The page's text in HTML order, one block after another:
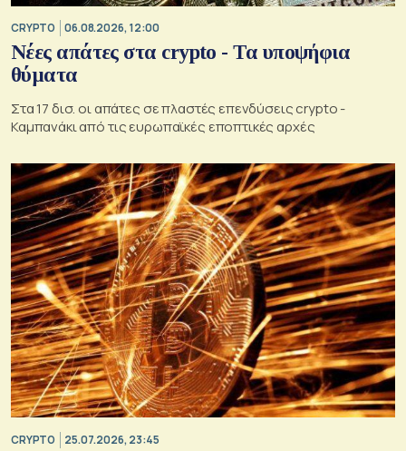
CRYPTO 06.08.2026, 12:00
Νέες απάτες στα crypto - Τα υποψήφια
θύματα
Στα 17 δισ. οι απάτες σε πλαστές επενδύσεις crypto -
Καμπανάκι από τις ευρωπαϊκές εποπτικές αρχές
CRYPTO 25.07.2026, 23:45